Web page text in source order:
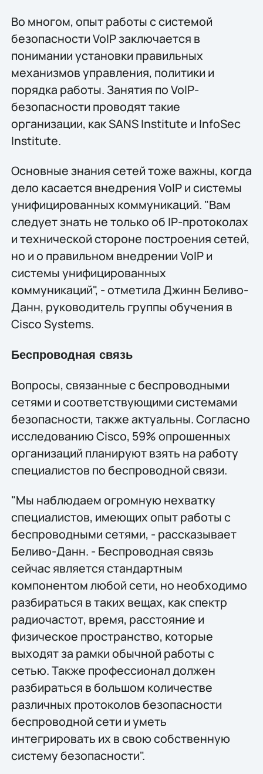
Во многом, опыт работы с системой
безопасности VoIP заключается в
понимании установки правильных
механизмов управления, политики и
порядка работы. Занятия по VoIP-
безопасности проводят такие
организации, как SANS Institute и InfoSec
Institute.
Основные знания сетей тоже важны, когда
дело касается внедрения VoIP и системы
унифицированных коммуникаций. "Вам
следует знать не только об IP-протоколах
и технической стороне построения сетей,
но и о правильном внедрении VoIP и
системы унифицированных
коммуникаций", - отметила Джинн Беливо-
Данн, руководитель группы обучения в
Cisco Systems.
Беспроводная связь
Вопросы, связанные с беспроводными
сетями и соответствующими системами
безопасности, также актуальны. Согласно
исследованию Cisco, 59% опрошенных
организаций планируют взять на работу
специалистов по беспроводной связи.
"Мы наблюдаем огромную нехватку
специалистов, имеющих опыт работы с
беспроводными сетями, - рассказывает
Беливо-Данн. - Беспроводная связь
сейчас является стандартным
компонентом любой сети, но необходимо
разбираться в таких вещах, как спектр
радиочастот, время, расстояние и
физическое пространство, которые
выходят за рамки обычной работы с
сетью. Также профессионал должен
разбираться в большом количестве
различных протоколов безопасности
беспроводной сети и уметь
интегрировать их в свою собственную
систему безопасности".